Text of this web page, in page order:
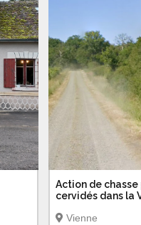
Action de
cervidés dans la
Vienne